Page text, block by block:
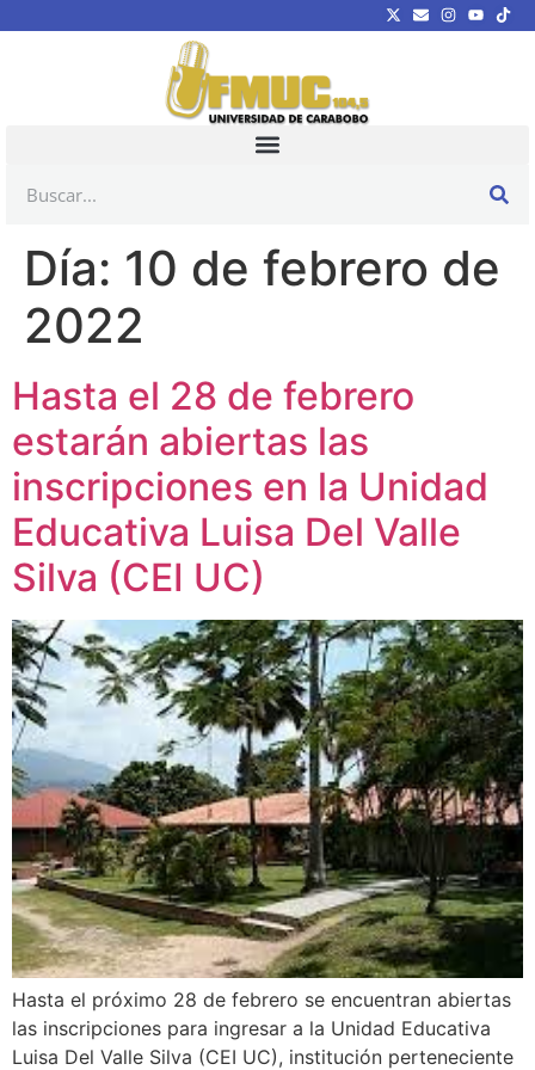
Día: 10 de febrero de
2022
Hasta el 28 de febrero
estarán abiertas las
inscripciones en la Unidad
Educativa Luisa Del Valle
Silva (CEI UC)
Hasta el próximo 28 de febrero se encuentran abiertas
las inscripciones para ingresar a la Unidad Educativa
Luisa Del Valle Silva (CEI UC), institución perteneciente